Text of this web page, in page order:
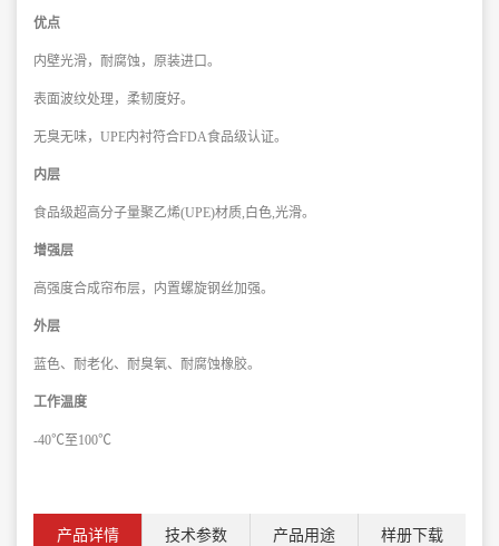
优点
内壁光滑，耐腐蚀，原装进口。
表面波纹处理，柔韧度好。
无臭无味，UPE内衬符合FDA食品级认证。
内层
食品级超高分子量聚乙烯(UPE)材质,白色,光滑。
增强层
高强度合成帘布层，内置螺旋钢丝加强。
外层
蓝色、耐老化、耐臭氧、耐腐蚀橡胶。
工作温度
-40℃至100℃
产品详情 技术参数 产品用途 样册下载